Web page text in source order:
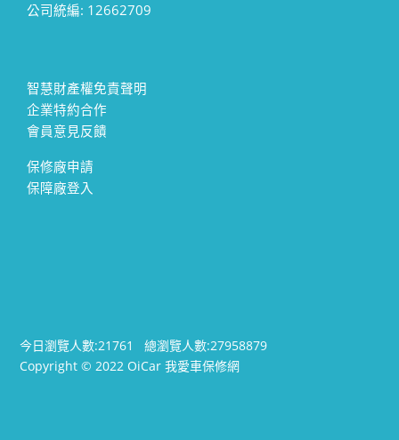
公司統編: 12662709
智慧財產權免責聲明
企業特約合作
會員意見反饋
保修廠申請
保障廠登入
今日瀏覽人數:21761總瀏覽人數:27958879
Copyright © 2022 OiCar 我愛車保修網